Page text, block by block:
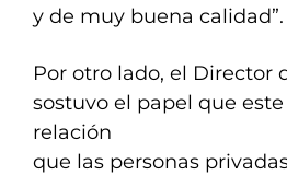
y de muy buena calidad”.
Por otro lado, el Director
sostuvo el papel que
relación
que las personas